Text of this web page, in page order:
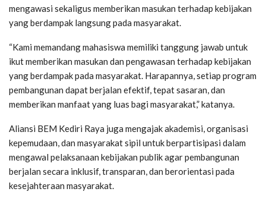
mengawasi sekaligus memberikan masukan terhadap kebijakan
yang berdampak langsung pada masyarakat.
“Kami memandang mahasiswa memiliki tanggung jawab untuk
ikut memberikan masukan dan pengawasan terhadap kebijakan
yang berdampak pada masyarakat. Harapannya, setiap program
pembangunan dapat berjalan efektif, tepat sasaran, dan
memberikan manfaat yang luas bagi masyarakat,” katanya.
Aliansi BEM Kediri Raya juga mengajak akademisi, organisasi
kepemudaan, dan masyarakat sipil untuk berpartisipasi dalam
mengawal pelaksanaan kebijakan publik agar pembangunan
berjalan secara inklusif, transparan, dan berorientasi pada
kesejahteraan masyarakat.